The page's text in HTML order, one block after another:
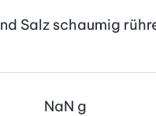
Salz schaumig
NaN g